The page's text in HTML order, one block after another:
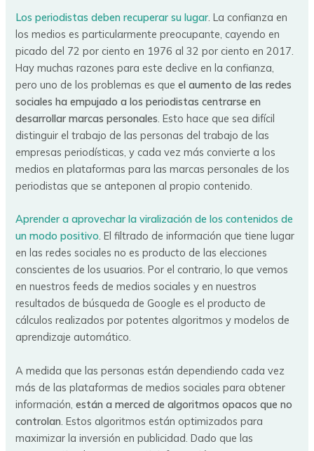
Los periodistas deben recuperar su lugar. La confianza en
los medios es particularmente preocupante, cayendo en
picado del 72 por ciento en 1976 al 32 por ciento en 2017.
Hay muchas razones para este declive en la confianza,
pero uno de los problemas es queel aumento de las redes
sociales ha empujado a los periodistas centrarse en
desarrollar marcas personales. Esto hace que sea difícil
distinguir el trabajo de las personas del trabajo de las
empresas periodísticas, y cada vez más convierte a los
medios en plataformas para las marcas personales de los
periodistas que se anteponen al propio contenido.
Aprender a aprovechar la viralización de los contenidos de
un modo positivo. El filtrado de información que tiene lugar
en las redes sociales no es producto de las elecciones
conscientes de los usuarios. Por el contrario, lo que vemos
en nuestros feeds de medios sociales y en nuestros
resultados de búsqueda de Google es el producto de
cálculos realizados por potentes algoritmos y modelos de
aprendizaje automático.
A medida que las personas están dependiendo cada vez
más de las plataformas de medios sociales para obtener
información,están a merced de algoritmos opacos que no
controlan . Estos algoritmos están optimizados para
maximizar la inversión en publicidad. Dado que las